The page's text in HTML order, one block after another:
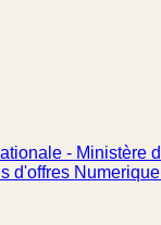
-
d'offres